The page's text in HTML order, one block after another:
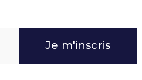
Je m'inscris